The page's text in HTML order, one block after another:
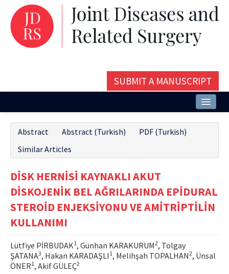
SUBMIT A MANUSCRIPT
Issues and Articles
Editorial Board
Instructions
Aims and Scope
Contact Us
E-ISSN: 2687-4792
Abstract Abstract (Turkish)
PDF (Turkish)
Similar Articles
DİSK HERNİSİ KAYNAKLI AKUT
DİSKOJENİK BEL AĞRILARINDA EPİDURAL
STEROİD ENJEKSİYONU VE AMİTRİPTİLİN
KULLANIMI
Lütfiye PİRBUDAK1, Günhan KARAKURUM2, Tolgay
ŞATANA3, Hakan KARADAŞLI 1, Melihşah TOPALHAN2, Ünsal
ÖNER1, Akif GÜLEÇ2